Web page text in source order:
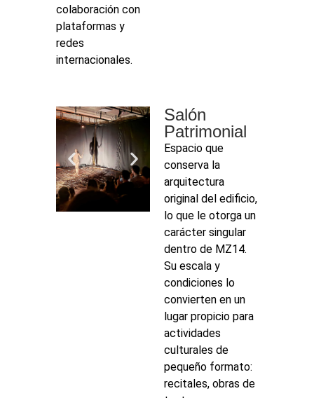
colaboración con
plataformas y
redes
internacionales.
Salón
Patrimonial
Espacio que
conserva la
arquitectura
original del edificio,
lo que le otorga un
carácter singular
dentro de MZ14.
Su escala y
condiciones lo
convierten en un
lugar propicio para
actividades
culturales de
pequeño formato:
recitales, obras de